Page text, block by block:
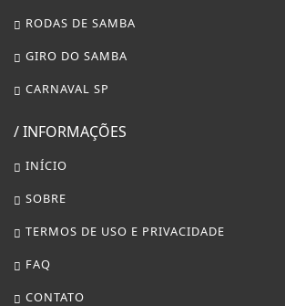
RODAS DE SAMBA
GIRO DO SAMBA
CARNAVAL SP
/ INFORMAÇÕES
INÍCIO
SOBRE
TERMOS DE USO E PRIVACIDADE
FAQ
CONTATO
Termos de Uso e Privacidade